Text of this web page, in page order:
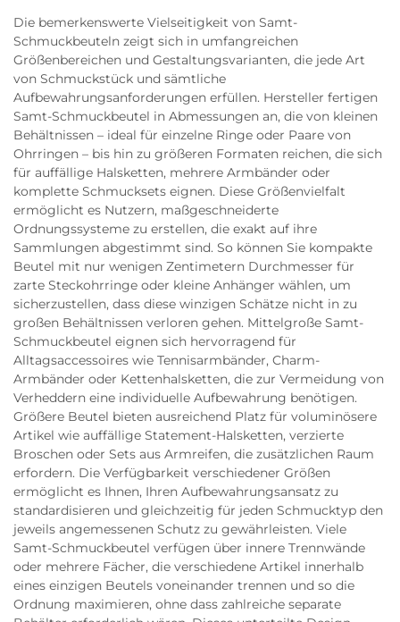
Die bemerkenswerte Vielseitigkeit von Samt-
Schmuckbeuteln zeigt sich in umfangreichen
Größenbereichen und Gestaltungsvarianten, die jede Art
von Schmuckstück und sämtliche
Aufbewahrungsanforderungen erfüllen. Hersteller fertigen
Samt-Schmuckbeutel in Abmessungen an, die von kleinen
Behältnissen – ideal für einzelne Ringe oder Paare von
Ohrringen – bis hin zu größeren Formaten reichen, die sich
für auffällige Halsketten, mehrere Armbänder oder
komplette Schmucksets eignen. Diese Größenvielfalt
ermöglicht es Nutzern, maßgeschneiderte
Ordnungssysteme zu erstellen, die exakt auf ihre
Sammlungen abgestimmt sind. So können Sie kompakte
Beutel mit nur wenigen Zentimetern Durchmesser für
zarte Steckohrringe oder kleine Anhänger wählen, um
sicherzustellen, dass diese winzigen Schätze nicht in zu
großen Behältnissen verloren gehen. Mittelgroße Samt-
Schmuckbeutel eignen sich hervorragend für
Alltagsaccessoires wie Tennisarmbänder, Charm-
Armbänder oder Kettenhalsketten, die zur Vermeidung von
Verheddern eine individuelle Aufbewahrung benötigen.
Größere Beutel bieten ausreichend Platz für voluminösere
Artikel wie auffällige Statement-Halsketten, verzierte
Broschen oder Sets aus Armreifen, die zusätzlichen Raum
erfordern. Die Verfügbarkeit verschiedener Größen
ermöglicht es Ihnen, Ihren Aufbewahrungsansatz zu
standardisieren und gleichzeitig für jeden Schmucktyp den
jeweils angemessenen Schutz zu gewährleisten. Viele
Samt-Schmuckbeutel verfügen über innere Trennwände
oder mehrere Fächer, die verschiedene Artikel innerhalb
eines einzigen Beutels voneinander trennen und so die
Ordnung maximieren, ohne dass zahlreiche separate